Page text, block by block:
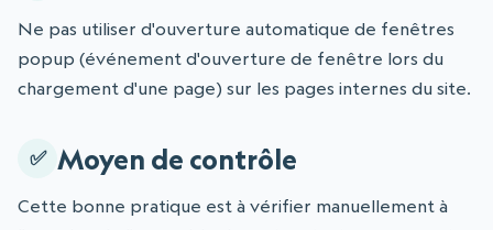
Ne pas utiliser d'ouverture automatique de fenêtres
popup (événement d'ouverture de fenêtre lors du
chargement d'une page) sur les pages internes du site.
Moyen de contrôle
Cette bonne pratique est à vérifier manuellement à